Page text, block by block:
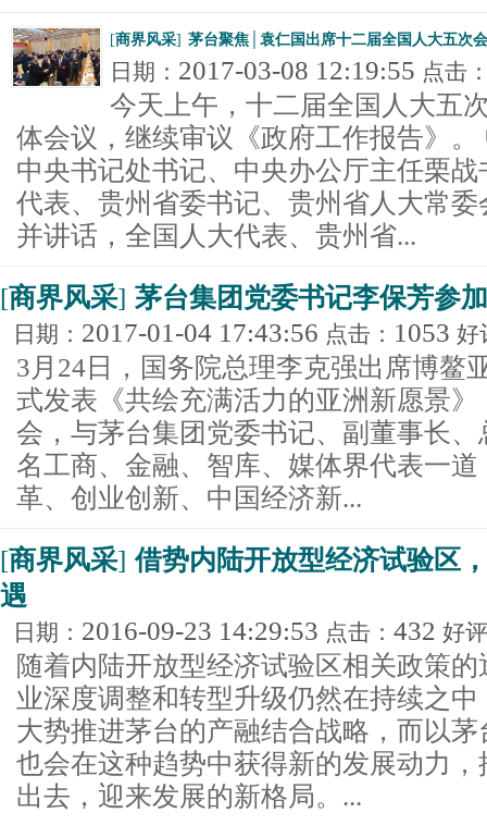
[商界风采] 茅台聚焦│袁仁国出席十二届全国人大五次
日期： 2017-03-08 12:19:55 点击
今天上午，十二届全国人大五
体会议，继续审议《政府工作报告》
中央书记处书记、中央办公厅主任栗
代表、贵州省委书记、贵州省人大常
并讲话，全国人大代表、贵州省...
[商界风采] 茅台集团党委书记李保芳参
日期： 2017-01-04 17:43:56 点击： 1053 好
3月24日，国务院总理李克强出席博鳌
式发表《共绘充满活力的亚洲新愿景
会，与茅台集团党委书记、副董事长
名工商、金融、智库、媒体界代表一
革、创业创新、中国经济新...
[商界风采] 借势内陆开放型经济试验区
遇
日期： 2016-09-23 14:29:53 点击： 432 好
随着内陆开放型经济试验区相关政策
业深度调整和转型升级仍然在持续之
大势推进茅台的产融结合战略，而以
也会在这种趋势中获得新的发展动力
出去，迎来发展的新格局。...